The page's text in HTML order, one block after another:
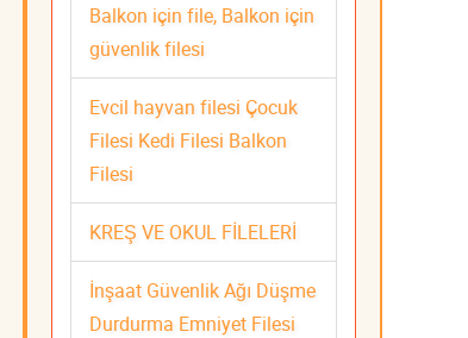
Balkon için file, Balkon için
güvenlik filesi
Evcil hayvan filesi Çocuk
Filesi Kedi Filesi Balkon
Filesi
KREŞ VE OKUL FİLELERİ
İnşaat Güvenlik Ağı Düşme
Durdurma Emniyet Filesi